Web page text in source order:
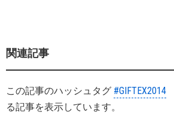
関連記事
この記事のハッシュタグ #GIFTEX2014
る記事を表示しています。